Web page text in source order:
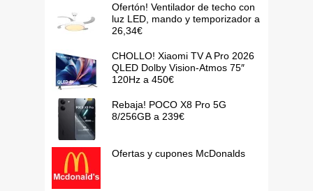
Ofertón! Ventilador de techo con
luz LED, mando y temporizador a
26,34€
CHOLLO! Xiaomi TV A Pro 2026
QLED Dolby Vision-Atmos 75″
120Hz a 450€
Rebaja! POCO X8 Pro 5G
8/256GB a 239€
Ofertas y cupones McDonalds